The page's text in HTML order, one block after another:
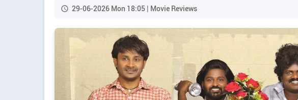
29-06-2026 Mon 18:05 | Movie Reviews